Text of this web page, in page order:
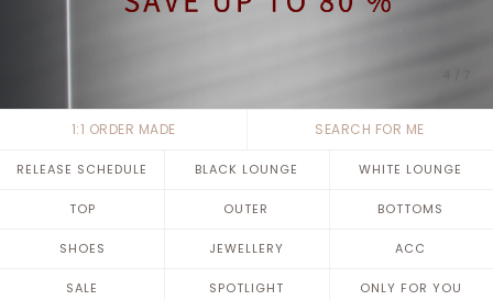
1:1 ORDER MADE SEARCH FOR ME
RELEASE SCHEDULE BLACK LOUNGE WHITE LOUNGE
TOP OUTER BOTTOMS
SHOES JEWELLERY ACC
SALE SPOTLIGHT ONLY FOR YOU